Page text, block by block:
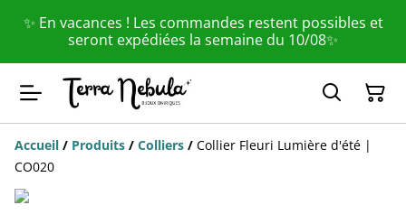
✨ En vacances ! Les commandes restent possibles et
seront expédiées la semaine du 10/08✨
Accueil / Produits / Colliers / Collier Fleuri Lumière d'été |
CO020